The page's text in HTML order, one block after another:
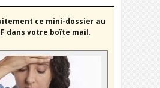
ce mini-dossier au
dans votre boîte mail.